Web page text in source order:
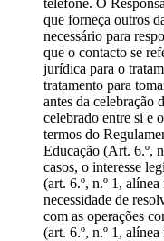
telefone. O
que forneça outros
necessário para
que o contacto se
jurídica para o
tratamento para
antes da celebração
celebrado entre si e
termos do
Educação (Art. 6.º,
casos, o interesse
(art. 6.º, n.º 1,
necessidade de
com as operações
(art. 6.º, n.º 1,